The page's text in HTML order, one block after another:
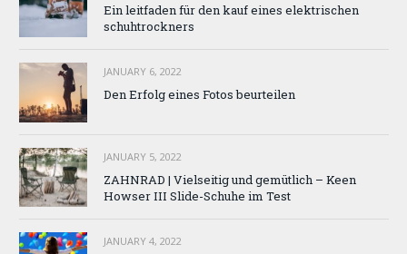
Ein leitfaden für den kauf eines elektrischen
schuhtrockners
JANUARY 6, 2022
Den Erfolg eines Fotos beurteilen
JANUARY 5, 2022
ZAHNRAD ​​| Vielseitig und gemütlich – Keen
Howser III Slide-Schuhe im Test
JANUARY 4, 2022